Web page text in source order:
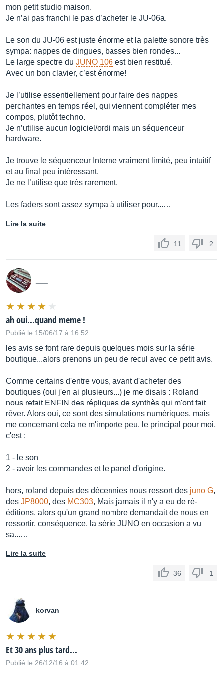
mon petit studio maison.
Je n’ai pas franchi le pas d’acheter le JU-06a.
Le son du JU-06 est juste énorme et la palette sonore très
sympa: nappes de dingues, basses bien rondes...
Le large spectre du JUNO 106 est bien restitué.
Avec un bon clavier, c’est énorme!
Je l’utilise essentiellement pour faire des nappes
perchantes en temps réel, qui viennent compléter mes
compos, plutôt techno.
Je n’utilise aucun logiciel/ordi mais un séquenceur
hardware.
Je trouve le séquenceur Interne vraiment limité, peu intuitif
et au final peu intéressant.
Je ne l’utilise que très rarement.
Les faders sont assez sympa à utiliser pour...…
Lire la suite
11 2
ah oui...quand meme !
Publié le 15/06/17 à 16:52
les avis se font rare depuis quelques mois sur la série
boutique...alors prenons un peu de recul avec ce petit avis.
Comme certains d'entre vous, avant d'acheter des
boutiques (oui j'en ai plusieurs...) je me disais : Roland
nous refait ENFIN des répliques de synthès qui m'ont fait
rêver. Alors oui, ce sont des simulations numériques, mais
me concernant cela ne m'importe peu. le principal pour moi,
c'est :
1 - le son
2 - avoir les commandes et le panel d'origine.
hors, roland depuis des décennies nous ressort des juno G,
des JP8000, des MC303, Mais jamais il n'y a eu de ré-
éditions. alors qu'un grand nombre demandait de nous en
ressortir. conséquence, la série JUNO en occasion a vu
sa...…
Lire la suite
36 1
korvan
Et 30 ans plus tard...
Publié le 26/12/16 à 01:42